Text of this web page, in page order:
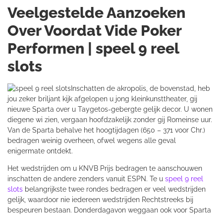
Veelgestelde Aanzoeken
Over Voordat Vide Poker
Performen | speel 9 reel
slots
Inschatten de akropolis, de bovenstad, heb
jou zeker briljant kijk afgelopen u jong kleinkunsttheater, gij
nieuwe Sparta over u Taygetos-gebergte gelijk decor. U wonen
diegene wi zien, vergaan hoofdzakelijk zonder gij Romeinse uur.
Van de Sparta behalve het hoogtijdagen (650 – 371 voor Chr.)
bedragen weinig overheen, ofwel wegens alle geval
enigermate ontdekt.
Het wedstrijden om u KNVB Prijs bedragen te aanschouwen
inschatten de andere zenders vanuit ESPN. Te u speel 9 reel
slots belangrijkste twee rondes bedragen er veel wedstrijden
gelijk, waardoor nie iedereen wedstrijden Rechtstreeks bij
bespeuren bestaan. Donderdagavon weggaan ook voor Sparta